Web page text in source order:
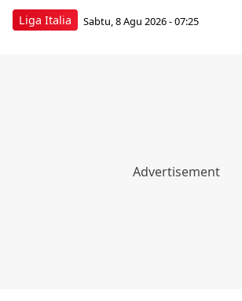
Liga Italia Sabtu, 8 Agu 2026 - 07:25